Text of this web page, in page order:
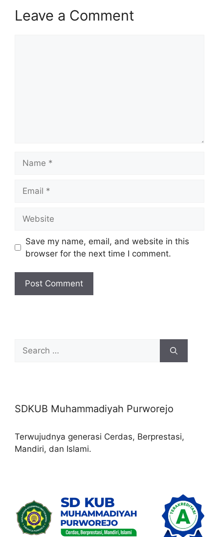
Leave a Comment
Save my name, email, and website in this
browser for the next time I comment.
Search
for:
SDKUB Muhammadiyah Purworejo
Terwujudnya generasi Cerdas, Berprestasi,
Mandiri, dan Islami.